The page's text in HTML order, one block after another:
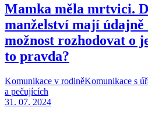
Mamka měla mrtvici.
manželství mají údajně
možnost rozhodovat o
to pravda?
Komunikace v rodiněKomunikace s
a pečujících
31. 07. 2024